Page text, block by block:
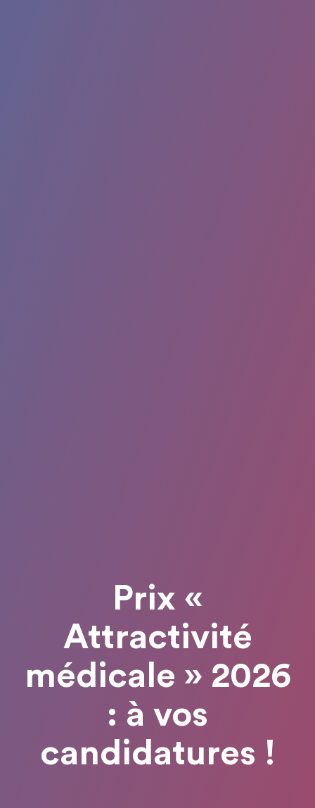
Prix «
Attractivité
médicale » 2026
: à vos
candidatures !